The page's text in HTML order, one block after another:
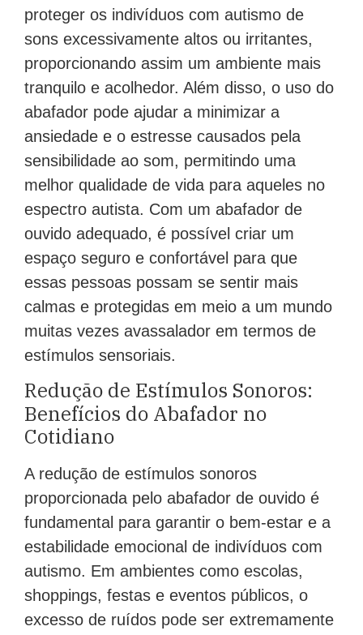
proteger os indivíduos com autismo de
sons excessivamente altos ou irritantes,
proporcionando assim um ambiente mais
tranquilo e acolhedor. Além disso, o uso do
abafador pode ajudar a minimizar a
ansiedade e o estresse causados pela
sensibilidade ao som, permitindo uma
melhor qualidade de vida para aqueles no
espectro autista. Com um abafador de
ouvido adequado, é possível criar um
espaço seguro e confortável para que
essas pessoas possam se sentir mais
calmas e protegidas em meio a um mundo
muitas vezes avassalador em termos de
estímulos sensoriais.
Redução de Estímulos Sonoros:
Benefícios do Abafador no
Cotidiano
A redução de estímulos sonoros
proporcionada pelo abafador de ouvido é
fundamental para garantir o bem-estar e a
estabilidade emocional de indivíduos com
autismo. Em ambientes como escolas,
shoppings, festas e eventos públicos, o
excesso de ruídos pode ser extremamente